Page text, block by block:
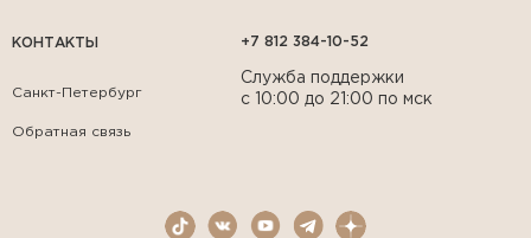
КОНТАКТЫ
Санкт-Петербург
Обратная связь
+7 812 384-10-52
Служба поддержки
с 10:00 до 21:00 по мск